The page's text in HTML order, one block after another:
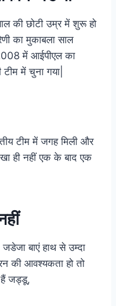
की छोटी उम्र में शुरू हो
का मुकाबला साल
में आईपीएल का
में चुना गया|
टीम में जगह मिली और
ही नहीं एक के बाद एक
बाएं हाथ से उम्दा
की आवश्यकता हो तो
हैं जड्डू,